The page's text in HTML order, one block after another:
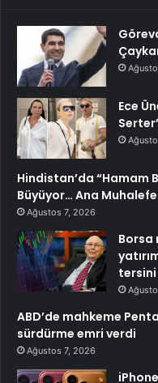
Ece
Hindistan’da “Hamam
Büyüyor… Ana
Ağustos 7, 2026
Borsa
tersini
ABD’de mahkeme
sürdürme emri verdi
Ağustos 7, 2026